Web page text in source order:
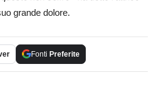
grande dolore.
Fonti Preferite